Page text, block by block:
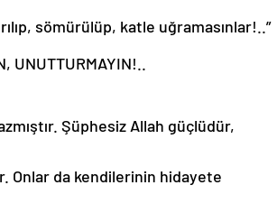
sömürülüp, katle uğramasınlar!..”
UNUTTURMAYIN!..
Şüphesiz Allah güçlüdür,
Onlar da kendilerinin hidayete